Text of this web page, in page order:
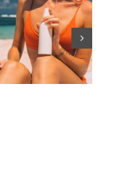
Zakażenia
pokarmowe latem